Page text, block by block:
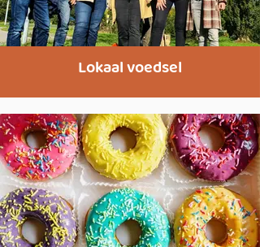
Lokaal voedsel